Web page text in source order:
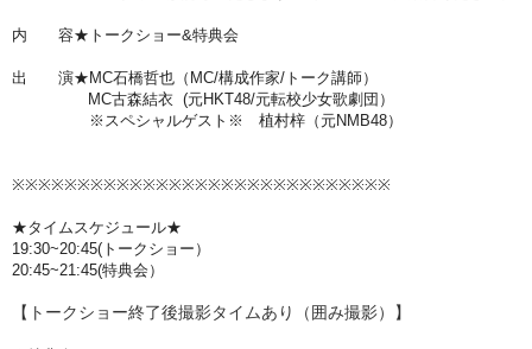
内 容★ トークショー&特典会
出 演★MC石橋哲也（MC/構成作家/トーク講師）
MC古森結衣 (元HKT48/元転校少女歌劇団）
※スペシャルゲスト※ 植村梓 （元NMB48）
※※※※※※※※※※※※※※※※※※※※※※※※※※※※※
★タイムスケジュール★
19:30~20:45(トークショー）
20:45~21:45(特典会）
【トークショー終了後撮影タイムあり（囲み撮影）】